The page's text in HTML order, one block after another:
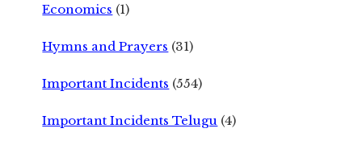
Economics (1)
Hymns and Prayers (31)
Important Incidents (554)
Important Incidents Telugu (4)